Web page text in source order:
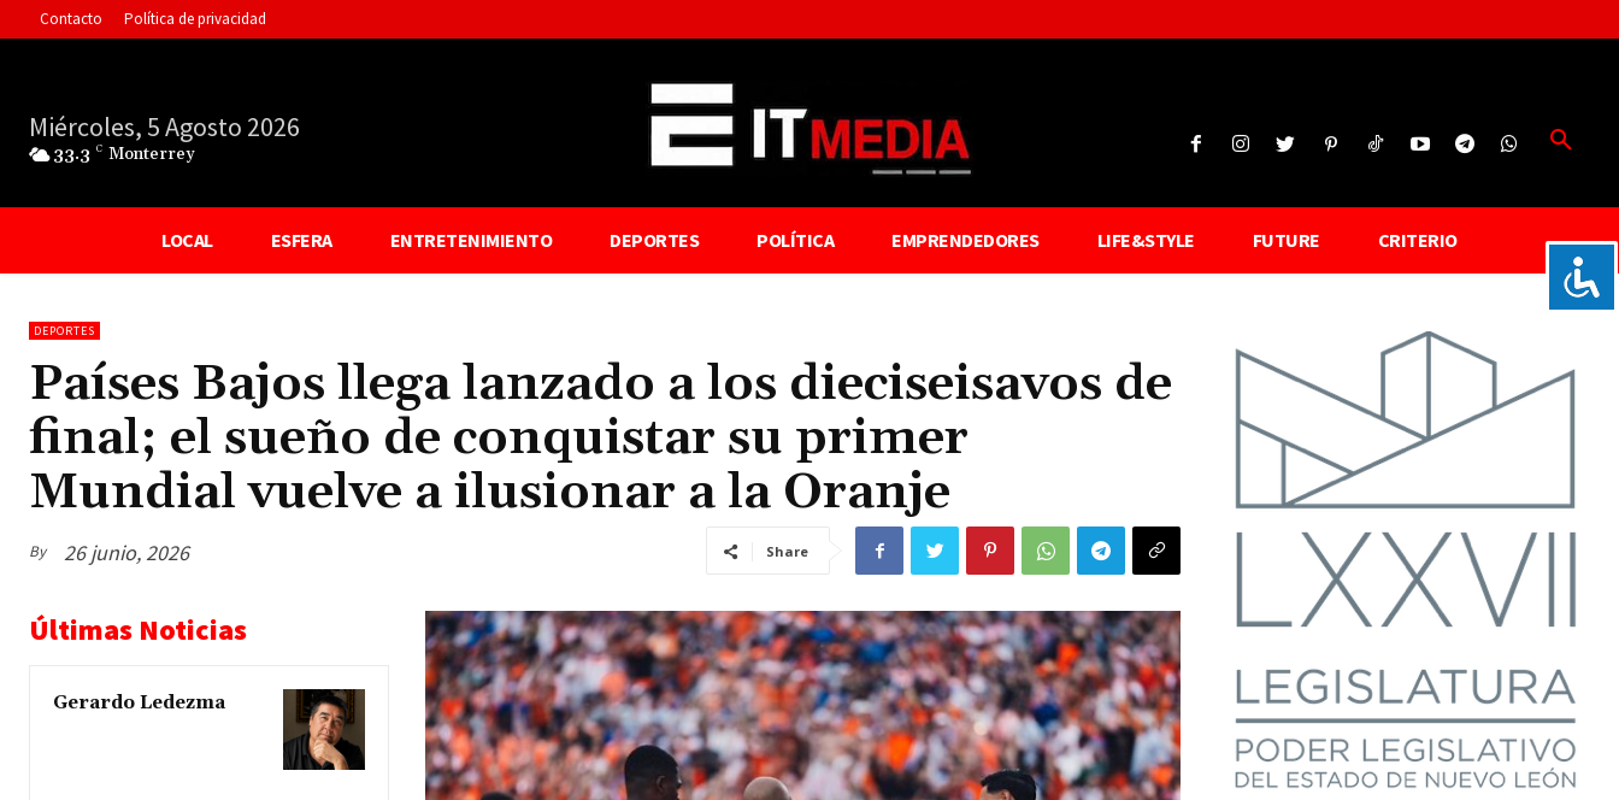
Contacto Política de privacidad
Miércoles, 5 Agosto 2026
33.3 C Monterrey
LOCAL ESFERA ENTRETENIMIENTO DEPORTES POLÍTICA EMPRENDEDORES LIFE&STYLE FUTURE CRITERIO
DEPORTES
Países Bajos llega lanzado a los dieciseisavos de
final; el sueño de conquistar su primer
Mundial vuelve a ilusionar a la Oranje
By 26 junio, 2026 Share
Últimas Noticias
Gerardo Ledezma